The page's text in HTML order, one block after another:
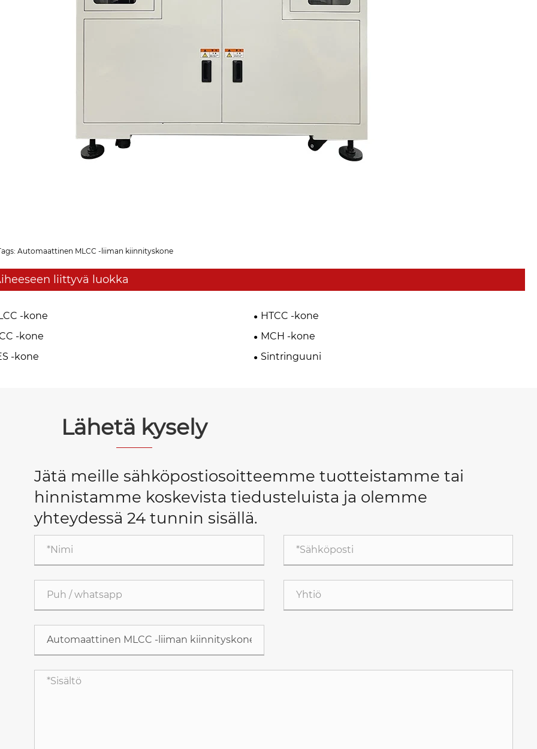
Automaattinen MLCC -liiman kiinnityskone
liittyvä luokka
-kone
HTCC -kone
-kone
MCH -kone
-kone
Sintringuuni
Lähetä kysely
Jätä meille sähköpostiosoitteemme tuotteistamme tai
hinnistamme koskevista tiedusteluista ja olemme
yhteydessä 24 tunnin sisällä.